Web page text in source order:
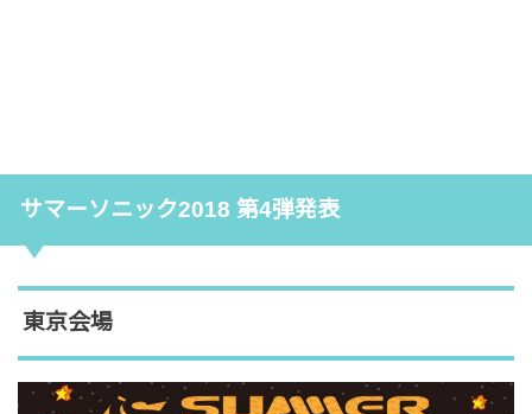
サマーソニック2018 第4弾発表
東京会場